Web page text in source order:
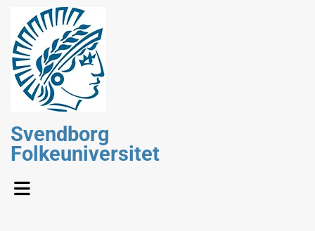
Svendborg
Folkeuniversitet